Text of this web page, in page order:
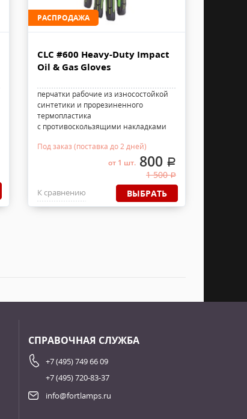
РАСПРОДАЖА
CLC #600 Heavy-Duty Impact
Oil & Gas Gloves
перчатки рабочие из износостойкой
синтетики и прорезиненного
термопластика
с противоскользящими накладками
Под заказ (поставка до 2 дней)
от 1 шт.800 .
1 500.
К сравнению ВЫБРАТЬ
СПРАВОЧНАЯ СЛУЖБА
+7 (495) 749 66 09
+7 (495) 720-83-37
info@fortlamps.ru